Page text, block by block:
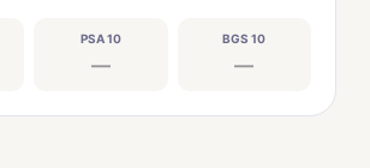
PSA 10
—
BGS 10
—